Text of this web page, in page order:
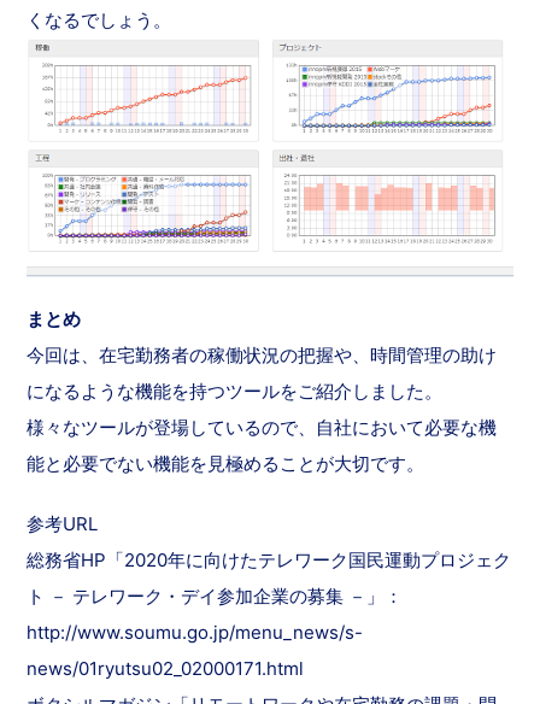
くなるでしょう。
まとめ
今回は、在宅勤務者の稼働状況の把握や、時間管理の助け
になるような機能を持つツールをご紹介しました。
様々なツールが登場しているので、自社において必要な機
能と必要でない機能を見極めることが大切です。
参考URL
総務省HP「2020年に向けたテレワーク国民運動プロジェク
ト － テレワーク・デイ参加企業の募集 －」：
http://www.soumu.go.jp/menu_news/s-
news/01ryutsu02_02000171.html